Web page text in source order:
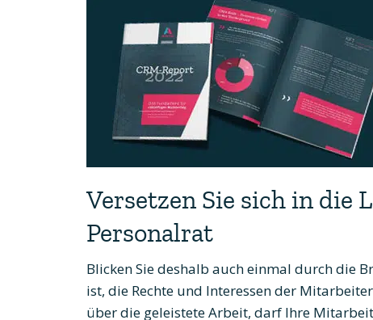
Versetzen Sie sich in die
Personalrat
Blicken Sie deshalb auch einmal durch die
ist, die Rechte und Interessen der
über die geleistete Arbeit, darf Ihre